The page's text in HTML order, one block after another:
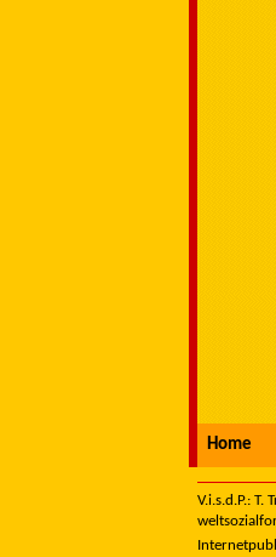
Home
V.i.s.d.P.: